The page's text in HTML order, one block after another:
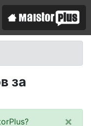
за
×